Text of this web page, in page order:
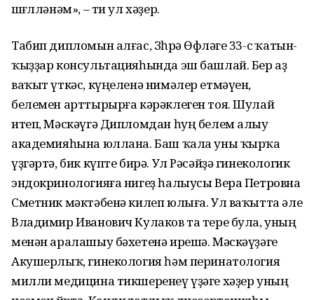
шөғөлләнәм», – ти ул хәҙер.
Табип дипломын алғас, Зөһрә Өфөләге 33-cө ҡатын-
ҡыҙҙар консультацияһында эш башлай. Бер аҙ
ваҡыт үткәс, күңеленә нимәлер етмәүен,
белемен арттырырға кәрәклеген тоя. Шулай
итеп, Мәскәүгә Дипломдан һуң белем алыу
академияһына юллана. Баш ҡала уны ҡырҡа
үҙгәртә, бик күпте бирә. Ул Рәсәйҙә гинекологик
эндокринологияға нигеҙ һалыусы Вера Петровна
Сметник мәктәбенә килеп юлыға. Ул ваҡытта әле
Владимир Иванович Кулаков та тере була, уның
менән аралашыу бәхетенә ирешә. Мәскәүҙәге
Акушерлыҡ, гинекология һәм перинатология
милли медицина тикшеренеү үҙәге хәҙер уның